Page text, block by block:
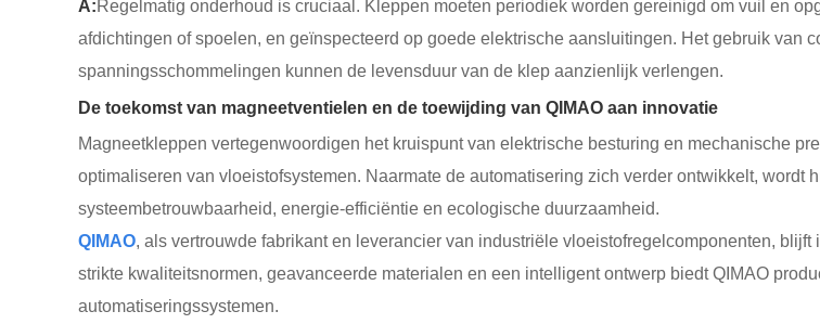
A:Regelmatig onderhoud is cruciaal. Kleppen moeten periodiek worden gereinigd om vuil en
afdichtingen of spoelen, en geïnspecteerd op goede elektrische aansluitingen. Het gebruik van
spanningsschommelingen kunnen de levensduur van de klep aanzienlijk verlengen.
De toekomst van magneetventielen en de toewijding van QIMAO aan innovatie
Magneetkleppen vertegenwoordigen het kruispunt van elektrische besturing en mechanische
optimaliseren van vloeistofsystemen. Naarmate de automatisering zich verder ontwikkelt, wordt
systeembetrouwbaarheid, energie-efficiëntie en ecologische duurzaamheid.
QIMAO, als vertrouwde fabrikant en leverancier van industriële vloeistofregelcomponenten,
strikte kwaliteitsnormen, geavanceerde materialen en een intelligent ontwerp biedt QIMAO
automatiseringssystemen.